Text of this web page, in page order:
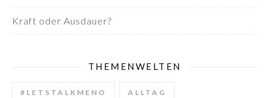
Kraft oder Ausdauer?
THEMENWELTEN
#LETSTALKMENO ALLTAG